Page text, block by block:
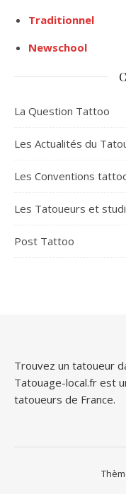
Traditionnel
Newschool
La Question Tattoo
Les Actualités du
Les Conventions
Les Tatoueurs et
Post Tattoo
Trouvez un tatoueur
Tatouage-local.fr est
tatoueurs de France.